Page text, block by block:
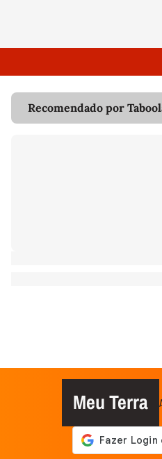
Recomendado por
Meu Terra